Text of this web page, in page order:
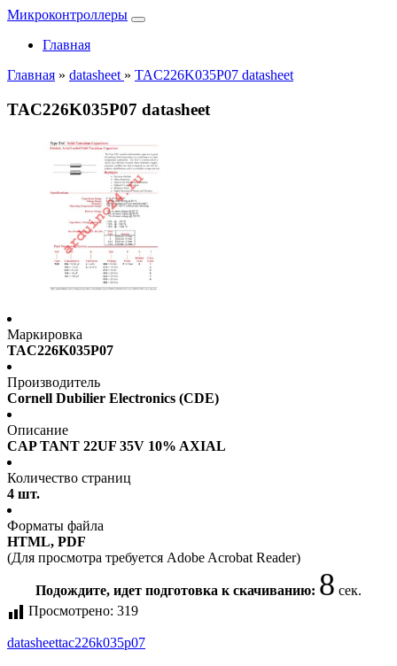
Микроконтроллеры
Главная
Главная » datasheet » TAC226K035P07 datasheet
TAC226K035P07 datasheet
Маркировка
TAC226K035P07
Производитель
Cornell Dubilier Electronics (CDE)
Описание
CAP TANT 22UF 35V 10% AXIAL
Количество страниц
4 шт.
Форматы файла
HTML, PDF
(Для просмотра требуется Adobe Acrobat Reader)
Подождите, идет подготовка к скачиванию: 8 сек.
Просмотрено: 319
datasheettac226k035p07